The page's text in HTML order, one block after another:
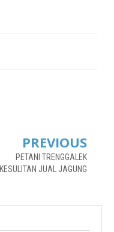
PREVIOUS
PETANI TRENGGALEK
KESULITAN JUAL JAGUNG